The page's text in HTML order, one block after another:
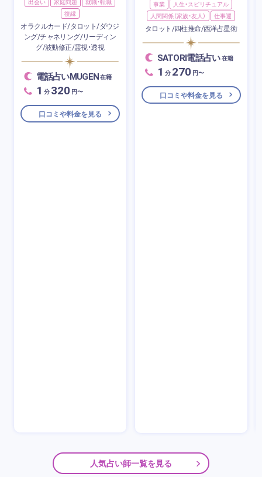
復縁
オラクルカード/タロット/ダウジ
ング/チャネリング/リーディン
グ/波動修正/霊視・透視
電話占いMUGEN在籍
1 分 320 円〜
口コミや料金を見る
事業
人生・スピリチュアル
人間関係（家族・友人）
仕事運
タロット/四柱推命/西洋占星術
SATORI電話占い在籍
1 分 270 円〜
口コミや料金を見る
人気占い師一覧を見る